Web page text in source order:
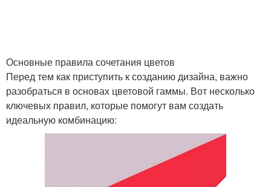
Основные правила сочетания цветов
Перед тем как приступить к созданию дизайна, важно
разобраться в основах цветовой гаммы. Вот несколько
ключевых правил, которые помогут вам создать
идеальную комбинацию: